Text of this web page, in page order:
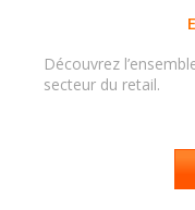
Découvrez
secteur du retail.